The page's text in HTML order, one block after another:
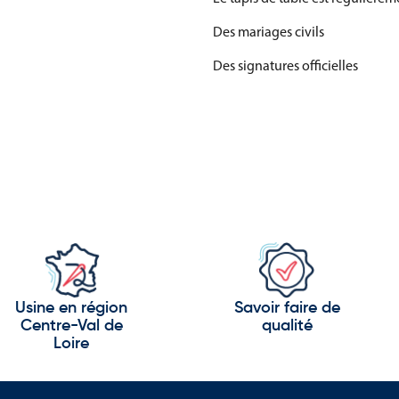
Des mariages civils
Des signatures officielles
Il apporte une présentation
Son utilisation permet
Usine en région
Centre-Val de
Loire
Savoir faire de
qualité